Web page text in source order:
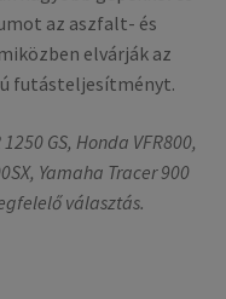
az aszfalt- és
elvárják az
futásteljesítményt.
GS, Honda VFR800,
Yamaha Tracer 900
választás.